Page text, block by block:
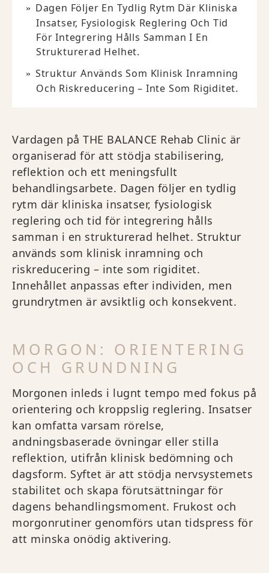
Dagen Följer En Tydlig Rytm Där Kliniska
Insatser, Fysiologisk Reglering Och Tid
För Integrering Hålls Samman I En
Strukturerad Helhet.
Struktur Används Som Klinisk Inramning
Och Riskreducering – Inte Som Rigiditet.
Vardagen på THE BALANCE Rehab Clinic är
organiserad för att stödja stabilisering,
reflektion och ett meningsfullt
behandlingsarbete. Dagen följer en tydlig
rytm där kliniska insatser, fysiologisk
reglering och tid för integrering hålls
samman i en strukturerad helhet. Struktur
används som klinisk inramning och
riskreducering – inte som rigiditet.
Innehållet anpassas efter individen, men
grundrytmen är avsiktlig och konsekvent.
MORGON: ORIENTERING
OCH GRUNDNING
Morgonen inleds i lugnt tempo med fokus på
orientering och kroppslig reglering. Insatser
kan omfatta varsam rörelse,
andningsbaserade övningar eller stilla
reflektion, utifrån klinisk bedömning och
dagsform. Syftet är att stödja nervsystemets
stabilitet och skapa förutsättningar för
dagens behandlingsmoment. Frukost och
morgonrutiner genomförs utan tidspress för
att minska onödig aktivering.